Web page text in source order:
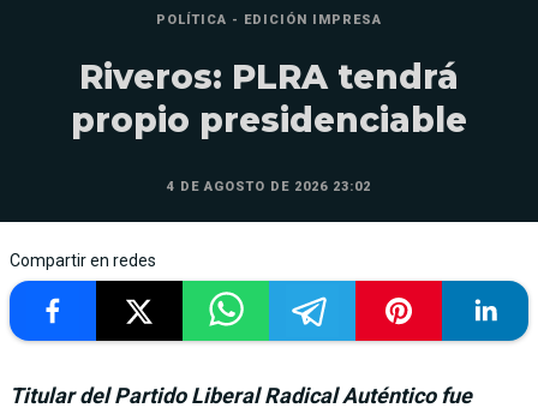
POLÍTICA - EDICIÓN IMPRESA
Riveros: PLRA tendrá
propio presidenciable
4 DE AGOSTO DE 2026 23:02
Compartir en redes
Titular del Partido Liberal Radical Auténtico fue